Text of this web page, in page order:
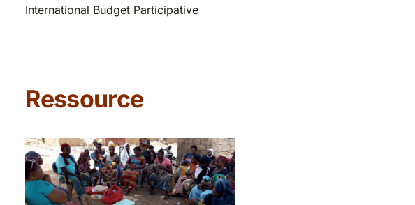
International Budget Participative
Ressource